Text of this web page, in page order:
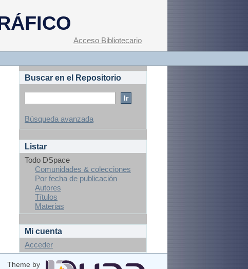
Acceso Bibliotecario
Buscar en el Repositorio
Búsqueda avanzada
Listar
Todo DSpace
Comunidades & colecciones
Por fecha de publicación
Autores
Títulos
Materias
Mi cuenta
Acceder
Theme by